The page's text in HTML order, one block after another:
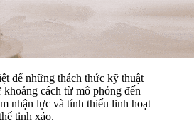
để những thách thức kỹ thuật
cách từ mô phỏng đến
nhận lực và tính thiếu linh hoạt
tinh xảo.